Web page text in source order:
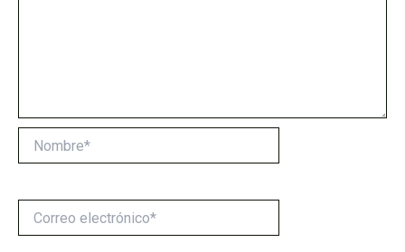
electrónico*